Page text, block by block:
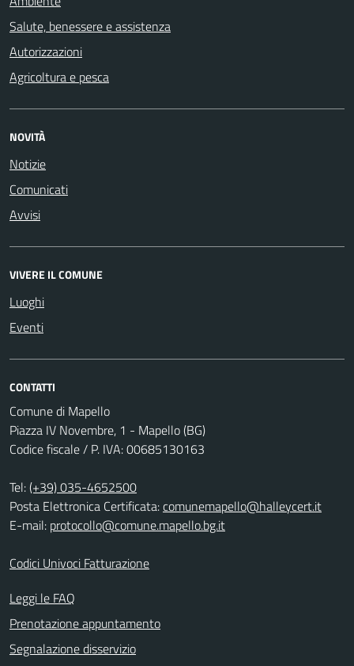
Salute, benessere e assistenza
Autorizzazioni
Agricoltura e pesca
NOVITÀ
Notizie
Comunicati
Avvisi
VIVERE IL COMUNE
Luoghi
Eventi
CONTATTI
Comune di Mapello
Piazza IV Novembre, 1 - Mapello (BG)
Codice fiscale / P. IVA: 00685130163
Tel:(+39) 035-4652500
Posta Elettronica Certificata:comunemapello@halleycert.it
E-mail: protocollo@comune.mapello.bg.it
Codici Univoci Fatturazione
Leggi le FAQ
Prenotazione appuntamento
Segnalazione disservizio